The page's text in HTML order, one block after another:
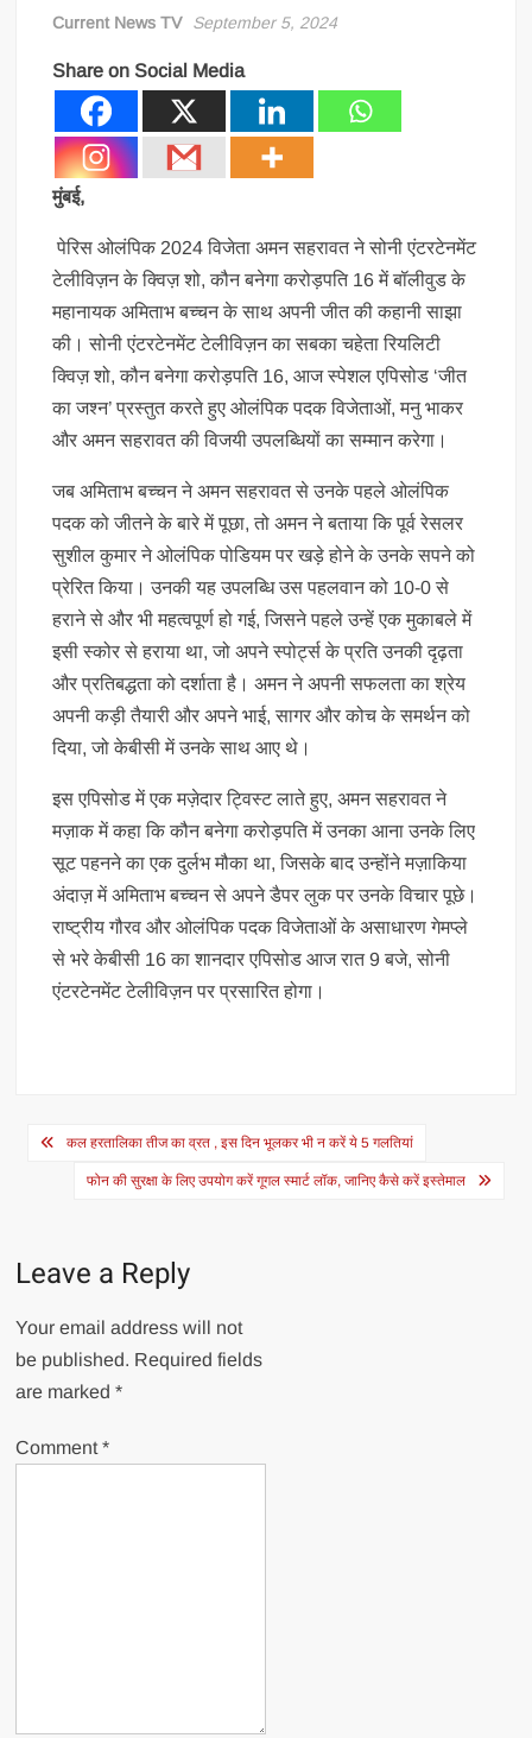
Current News TV September 5, 2024
Share on Social Media
मुंबई,
पेरिस ओलंपिक 2024 विजेता अमन सहरावत ने सोनी एंटरटेनमेंट
टेलीविज़न के क्विज़ शो, कौन बनेगा करोड़पति 16 में बॉलीवुड के
महानायक अमिताभ बच्चन के साथ अपनी जीत की कहानी साझा
की। सोनी एंटरटेनमेंट टेलीविज़न का सबका चहेता रियलिटी
क्विज़ शो, कौन बनेगा करोड़पति 16, आज स्पेशल एपिसोड ‘जीत
का जश्न’ प्रस्तुत करते हुए ओलंपिक पदक विजेताओं, मनु भाकर
और अमन सहरावत की विजयी उपलब्धियों का सम्मान करेगा।
जब अमिताभ बच्चन ने अमन सहरावत से उनके पहले ओलंपिक
पदक को जीतने के बारे में पूछा, तो अमन ने बताया कि पूर्व रेसलर
सुशील कुमार ने ओलंपिक पोडियम पर खड़े होने के उनके सपने को
प्रेरित किया। उनकी यह उपलब्धि उस पहलवान को 10-0 से
हराने से और भी महत्वपूर्ण हो गई, जिसने पहले उन्हें एक मुकाबले में
इसी स्कोर से हराया था, जो अपने स्पोर्ट्स के प्रति उनकी दृढ़ता
और प्रतिबद्धता को दर्शाता है। अमन ने अपनी सफलता का श्रेय
अपनी कड़ी तैयारी और अपने भाई, सागर और कोच के समर्थन को
दिया, जो केबीसी में उनके साथ आए थे।
इस एपिसोड में एक मज़ेदार ट्विस्ट लाते हुए, अमन सहरावत ने
मज़ाक में कहा कि कौन बनेगा करोड़पति में उनका आना उनके लिए
सूट पहनने का एक दुर्लभ मौका था, जिसके बाद उन्होंने मज़ाकिया
अंदाज़ में अमिताभ बच्चन से अपने डैपर लुक पर उनके विचार पूछे।
राष्ट्रीय गौरव और ओलंपिक पदक विजेताओं के असाधारण गेमप्ले
से भरे केबीसी 16 का शानदार एपिसोड आज रात 9 बजे, सोनी
एंटरटेनमेंट टेलीविज़न पर प्रसारित होगा।
Post
navigation
कल हरतालिका तीज का व्रत , इस दिन भूलकर भी न करें ये 5 गलतियां
फोन की सुरक्षा के लिए उपयोग करें गूगल स्मार्ट लॉक, जानिए कैसे करें इस्तेमाल
Leave a Reply
Your email address will not
be published. Required fields
are marked*
Comment*